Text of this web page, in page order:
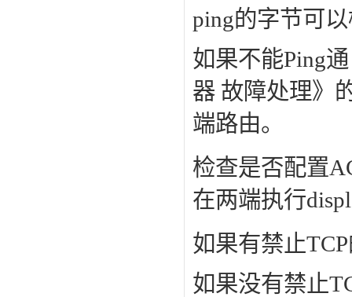
ping的字节可
如果不能Ping
器 故障处理》
端路由。
检查是否配置
在两端执行
如果有禁止
如果没有禁止